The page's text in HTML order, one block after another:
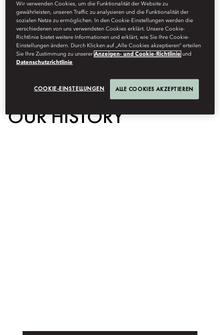
guests to fans through its legendary service. The Group now
operates 46 hotels, 15 residences and 39 exceptional homes in 29
countries and territories with many more projects under
development. Mandarin Oriental continues to drive its reputation as
an innovative leader in luxury hospitality, delivering sustainable
growth over the long term. The Group is a member of the Jardine
OUR HISTORY
Wir verwenden Cookies, um die Funktionalität der Website zu
gewährleisten, unseren Traffic zu analysieren und die Funktionalität der
sozialen Netze zu ermöglichen. In den Cookie-Einstellungen werden die
verschiedenen von uns verwendeten Cookies erklärt. Unsere Cookie-
Richtlinie bietet weitere Informationen und erklärt, wie Sie Ihre Cookie-
Einstellungen ändern. Durch Klicken auf „Alle Cookies akzeptieren“ erteilen
Sie Ihre Zustimmung zu unsererAnzeigen- und Cookie-Richtlinie und
Datenschutzrichtlinie
COOKIE-EINSTELLUNGEN ALLE COOKIES AKZEPTIEREN